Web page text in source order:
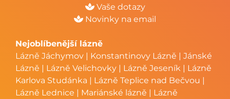
Vaše dotazy
Novinky na email
Nejoblíbenější lázně
Lázně Jáchymov | Konstantinovy Lázně | Jánské
Lázně | Lázně Velichovky | Lázně Jeseník | Lázně
Karlova Studánka | Lázně Teplice nad Bečvou |
Lázně Lednice | Mariánské lázně | Lázně